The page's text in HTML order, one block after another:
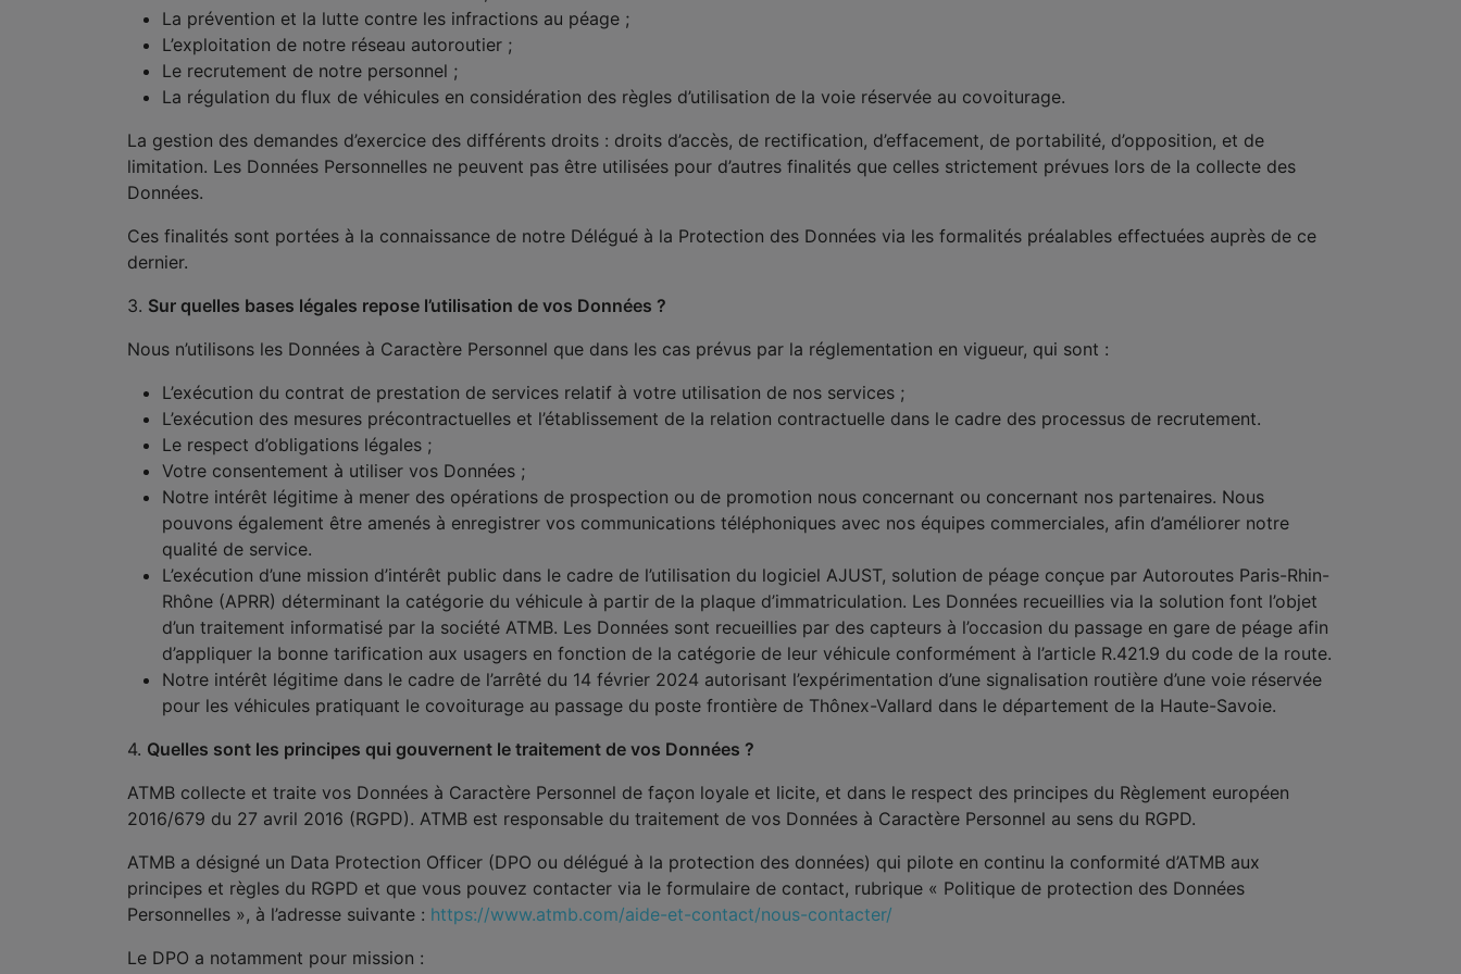
La prévention et la lutte contre les infractions au péage ;
L’exploitation de notre réseau autoroutier ;
Le recrutement de notre personnel ;
La régulation du flux de véhicules en considération des règles d’utilisation de la voie réservée au covoiturage.
La gestion des demandes d’exercice des différents droits : droits d’accès, de rectification, d’effacement, de portabilité, d’opposition, et de
limitation. Les Données Personnelles ne peuvent pas être utilisées pour d’autres finalités que celles strictement prévues lors de la collecte des
Données.
Ces finalités sont portées à la connaissance de notre Délégué à la Protection des Données via les formalités préalables effectuées auprès de ce
dernier.
3. Sur quelles bases légales repose l’utilisation de vos Données ?
Nous n’utilisons les Données à Caractère Personnel que dans les cas prévus par la réglementation en vigueur, qui sont :
L’exécution du contrat de prestation de services relatif à votre utilisation de nos services ;
L’exécution des mesures précontractuelles et l’établissement de la relation contractuelle dans le cadre des processus de recrutement.
Le respect d’obligations légales ;
Votre consentement à utiliser vos Données ;
Notre intérêt légitime à mener des opérations de prospection ou de promotion nous concernant ou concernant nos partenaires. Nous
pouvons également être amenés à enregistrer vos communications téléphoniques avec nos équipes commerciales, afin d’améliorer notre
qualité de service.
L’exécution d’une mission d’intérêt public dans le cadre de l’utilisation du logiciel AJUST, solution de péage conçue par Autoroutes Paris-Rhin-
Rhône (APRR) déterminant la catégorie du véhicule à partir de la plaque d’immatriculation. Les Données recueillies via la solution font l’objet
d’un traitement informatisé par la société ATMB. Les Données sont recueillies par des capteurs à l’occasion du passage en gare de péage afin
d’appliquer la bonne tarification aux usagers en fonction de la catégorie de leur véhicule conformément à l’article R.421.9 du code de la route.
Notre intérêt légitime dans le cadre de l’arrêté du 14 février 2024 autorisant l’expérimentation d’une signalisation routière d’une voie réservée
pour les véhicules pratiquant le covoiturage au passage du poste frontière de Thônex-Vallard dans le département de la Haute-Savoie.
4. Quelles sont les principes qui gouvernent le traitement de vos Données ?
ATMB collecte et traite vos Données à Caractère Personnel de façon loyale et licite, et dans le respect des principes du Règlement européen
2016/679 du 27 avril 2016 (RGPD). ATMB est responsable du traitement de vos Données à Caractère Personnel au sens du RGPD.
ATMB a désigné un Data Protection Officer (DPO ou délégué à la protection des données) qui pilote en continu la conformité d’ATMB aux
principes et règles du RGPD et que vous pouvez contacter via le formulaire de contact, rubrique « Politique de protection des Données
Personnelles », à l’adresse suivante : https://www.atmb.com/aide-et-contact/nous-contacter/
Le DPO a notamment pour mission :